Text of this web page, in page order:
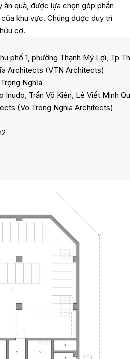
ăn quả, được lựa chọn góp phần
khu vực. Chúng được duy trì
cơ.
phố 1, phường Thạnh Mỹ Lợi, Tp
Architects (VTN Architects)
Nghĩa
Inudo, Trần Võ Kiên, Lê Viết Minh
(Vo Trong Nghia Architects)